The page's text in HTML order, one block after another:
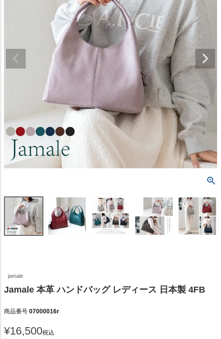
jamale
Jamale 本革 ハンドバッグ レディース 日本製 4FB
商品番号 07000016r
¥16,500税込